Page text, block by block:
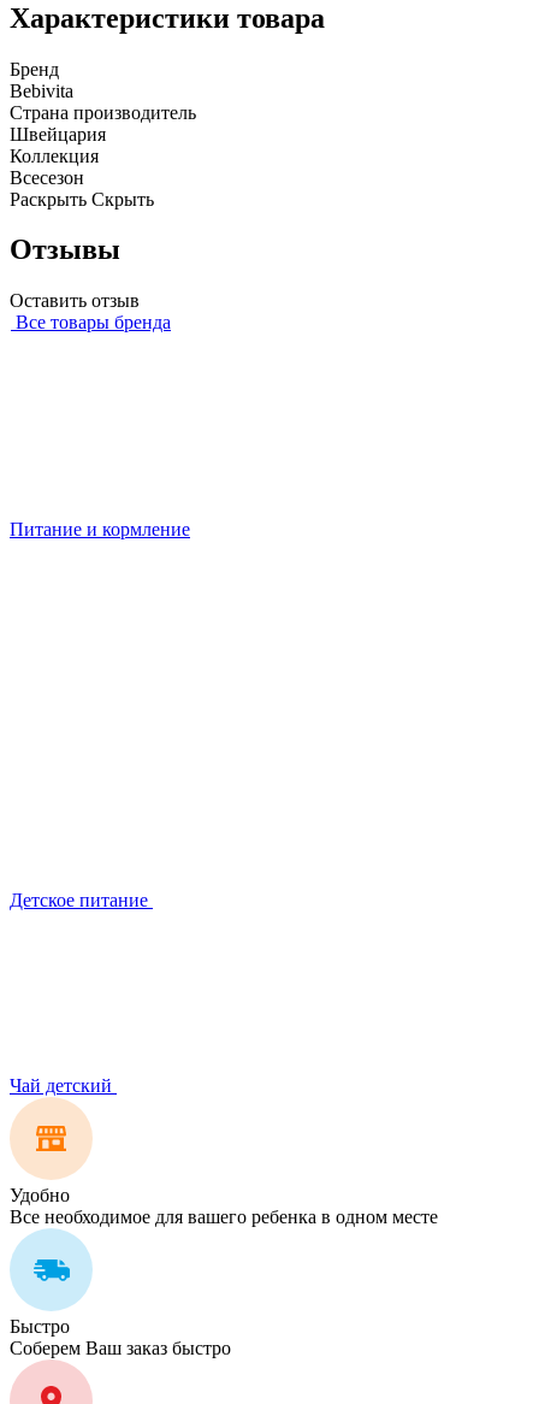
Характеристики товара
Бренд
Bebivita
Страна производитель
Швейцария
Коллекция
Всесезон
Раскрыть Скрыть
Отзывы
Оставить отзыв
Все товары бренда
Питание и кормление
Детское питание
Чай детский
Удобно
Все необходимое для вашего ребенка в одном месте
Быстро
Соберем Ваш заказ быстро